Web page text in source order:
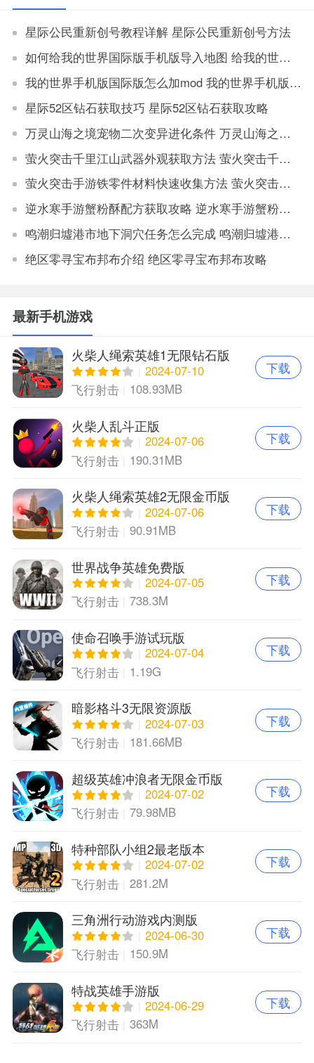
星际公民重新创号教程详解 星际公民重新创号方法
如何给我的世界国际版手机版导入地图 给我的世界国际版手机版导入地图教程
我的世界手机版国际版怎么加mod 我的世界手机版国际版如何加mod
星际52区钻石获取技巧 星际52区钻石获取攻略
万灵山海之境宠物二次变异进化条件 万灵山海之境宠物二次变异属性对比
萤火突击千里江山武器外观获取方法 萤火突击千里江山如何获取武器外观
萤火突击手游铁零件材料快速收集方法 萤火突击手游铁零件材料获取地点大全
逆水寒手游蟹粉酥配方获取攻略 逆水寒手游蟹粉酥配方怎么获得
鸣潮归墟港市地下洞穴任务怎么完成 鸣潮归墟港市地下洞穴任务完成攻略
绝区零寻宝布邦布介绍 绝区零寻宝布邦布攻略
最新手机游戏
火柴人绳索英雄1无限钻石版
2024-07-10
飞行射击
108.93MB
下载
火柴人乱斗正版
2024-07-06
飞行射击
190.31MB
下载
火柴人绳索英雄2无限金币版
免费版
2024-07-06
飞行射击
90.91MB
下载
世界战争英雄免费版
2024-07-05
飞行射击
738.3M
下载
使命召唤手游试玩版
2024-07-04
飞行射击
1.19G
下载
暗影格斗3无限资源版
2024-07-03
飞行射击
181.66MB
下载
超级英雄冲浪者无限金币版
2024-07-02
飞行射击
79.98MB
下载
特种部队小组2最老版本
2024-07-02
飞行射击
281.2M
下载
三角洲行动游戏内测版
2024-06-30
飞行射击
150.9M
下载
特战英雄手游版
2024-06-29
飞行射击
363M
下载